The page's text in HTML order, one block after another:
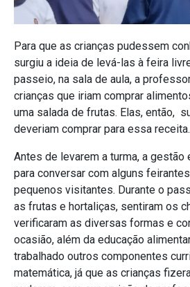
Para que as crianças pudessem
surgiu a ideia de levá-las à feira
passeio, na sala de aula, a
crianças que iriam comprar
uma salada de frutas. Elas, então,
deveriam comprar para essa receita.
Antes de levarem a turma, a gestão
para conversar com alguns
pequenos visitantes. Durante o
as frutas e hortaliças, sentiram os
verificaram as diversas formas e
ocasião, além da educação
trabalhado outros componentes
matemática, já que as crianças